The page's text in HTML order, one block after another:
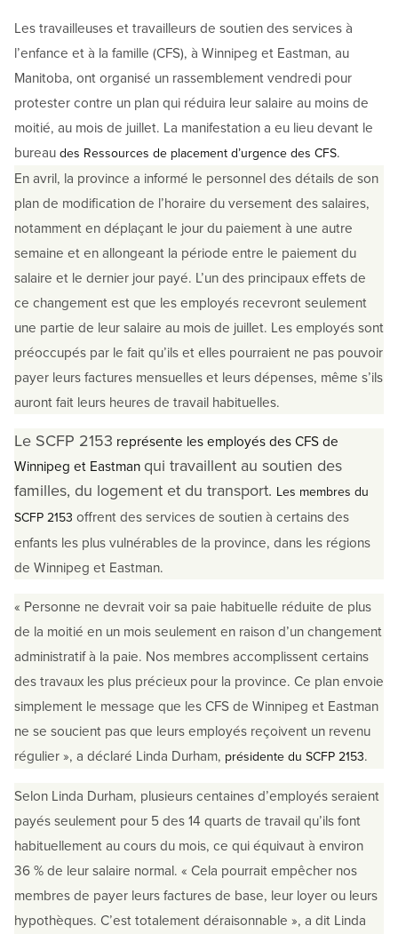
Les travailleuses et travailleurs de soutien des services à
l’enfance et à la famille (CFS), à Winnipeg et Eastman, au
Manitoba, ont organisé un rassemblement vendredi pour
protester contre un plan qui réduira leur salaire au moins de
moitié, au mois de juillet. La manifestation a eu lieu devant le
bureau des Ressources de placement d’urgence des CFS.
En avril, la province a informé le personnel des détails de son
plan de modification de l’horaire du versement des salaires,
notamment en déplaçant le jour du paiement à une autre
semaine et en allongeant la période entre le paiement du
salaire et le dernier jour payé. L’un des principaux effets de
ce changement est que les employés recevront seulement
une partie de leur salaire au mois de juillet. Les employés sont
préoccupés par le fait qu’ils et elles pourraient ne pas pouvoir
payer leurs factures mensuelles et leurs dépenses, même s’ils
auront fait leurs heures de travail habituelles.
Le SCFP 2153 représente les employés des CFS de
Winnipeg et Eastman qui travaillent au soutien des
familles, du logement et du transport. Les membres du
SCFP 2153 offrent des services de soutien à certains des
enfants les plus vulnérables de la province, dans les régions
de Winnipeg et Eastman.
« Personne ne devrait voir sa paie habituelle réduite de plus
de la moitié en un mois seulement en raison d’un changement
administratif à la paie. Nos membres accomplissent certains
des travaux les plus précieux pour la province. Ce plan envoie
simplement le message que les CFS de Winnipeg et Eastman
ne se soucient pas que leurs employés reçoivent un revenu
régulier », a déclaré Linda Durham, présidente du SCFP 2153.
Selon Linda Durham, plusieurs centaines d’employés seraient
payés seulement pour 5 des 14 quarts de travail qu’ils font
habituellement au cours du mois, ce qui équivaut à environ
36 % de leur salaire normal. « Cela pourrait empêcher nos
membres de payer leurs factures de base, leur loyer ou leurs
hypothèques. C’est totalement déraisonnable », a dit Linda